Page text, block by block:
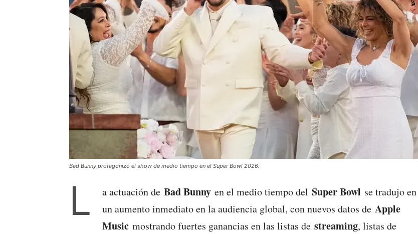
Bad Bunny protagonizó el show de medio tiempo en el Super Bowl 2026.
L a actuación de Bad Bunny en el medio tiempo del Super Bowl se tradujo en
un aumento inmediato en la audiencia global, con nuevos datos de Apple
Music mostrando fuertes ganancias en las listas de streaming, listas de